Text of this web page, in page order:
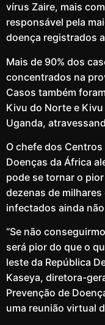
vírus Zaire, mais
responsável pela
doença registrados
Mais de 90% dos
concentrados na
Casos também
Kivu do Norte e Kivu
Uganda,
O chefe dos
Doenças da África
pode se tornar o
dezenas de
infectados ainda
“Se não
será pior do que o
leste da República
Kaseya, diretora-
Prevenção de
uma reunião virtual